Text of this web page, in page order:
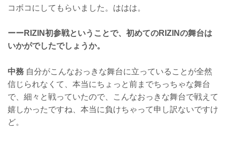
コボコにしてもらいました。ははは。
ーーRIZIN初参戦ということで、初めてのRIZINの舞台は
いかがでしたでしょうか。
中務 自分がこんなおっきな舞台に立っていることが全然
信じられなくて、本当にちょっと前までちっちゃな舞台
で、細々と戦っていたので、こんなおっきな舞台で戦えて
嬉しかったですね、本当に負けちゃって申し訳ないですけ
ど。